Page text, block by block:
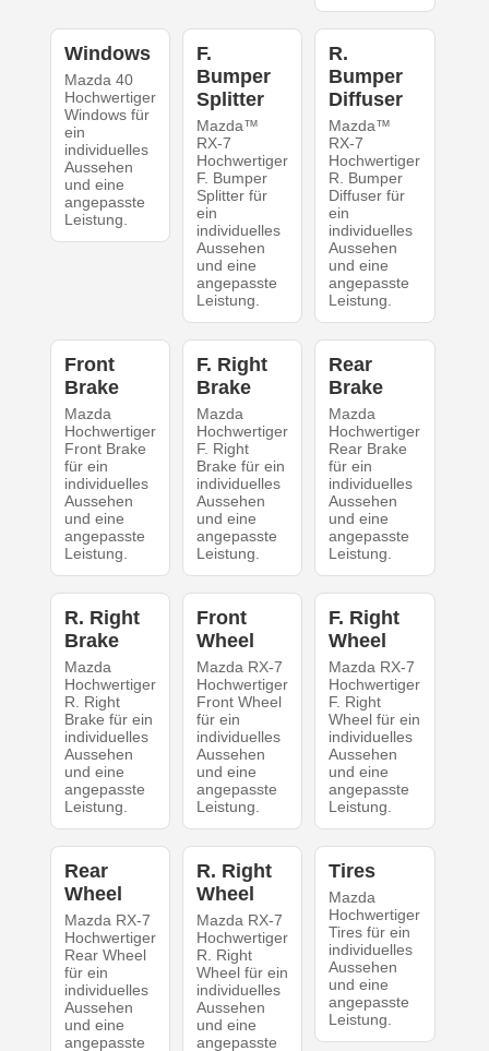
Windows
Mazda 40
Hochwertiger
Windows für
ein
individuelles
Aussehen
und eine
angepasste
Leistung.
F.
Bumper
Splitter
Mazda™
RX-7
Hochwertiger
F. Bumper
Splitter für
ein
individuelles
Aussehen
und eine
angepasste
Leistung.
R.
Bumper
Diffuser
Mazda™
RX-7
Hochwertiger
R. Bumper
Diffuser für
ein
individuelles
Aussehen
und eine
angepasste
Leistung.
Front
Brake
Mazda
Hochwertiger
Front Brake
für ein
individuelles
Aussehen
und eine
angepasste
Leistung.
F. Right
Brake
Mazda
Hochwertiger
F. Right
Brake für ein
individuelles
Aussehen
und eine
angepasste
Leistung.
Rear
Brake
Mazda
Hochwertiger
Rear Brake
für ein
individuelles
Aussehen
und eine
angepasste
Leistung.
R. Right
Brake
Mazda
Hochwertiger
R. Right
Brake für ein
individuelles
Aussehen
und eine
angepasste
Leistung.
Front
Wheel
Mazda RX-7
Hochwertiger
Front Wheel
für ein
individuelles
Aussehen
und eine
angepasste
Leistung.
F. Right
Wheel
Mazda RX-7
Hochwertiger
F. Right
Wheel für ein
individuelles
Aussehen
und eine
angepasste
Leistung.
Rear
Wheel
Mazda RX-7
Hochwertiger
Rear Wheel
für ein
individuelles
Aussehen
und eine
angepasste
R. Right
Wheel
Mazda RX-7
Hochwertiger
R. Right
Wheel für ein
individuelles
Aussehen
und eine
angepasste
Tires
Mazda
Hochwertiger
Tires für ein
individuelles
Aussehen
und eine
angepasste
Leistung.